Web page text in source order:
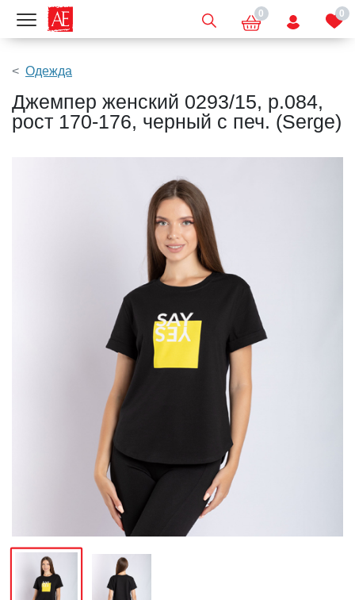
Показать меню 0 0
Одежда
Джемпер женский 0293/15, р.084,
рост 170-176, черный с печ. (Serge)